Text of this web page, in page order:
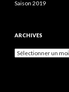
Saison 2019
ARCHIVES
Archives